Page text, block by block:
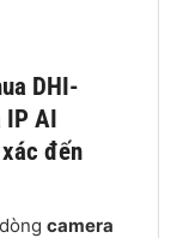
DHI-
IP AI
đến
camera